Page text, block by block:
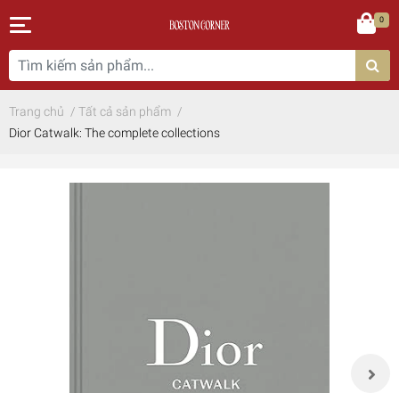
0
Trang chủ / Tất cả sản phẩm /
Dior Catwalk: The complete collections